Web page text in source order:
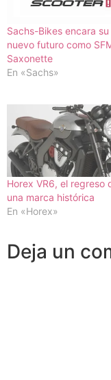
Sachs-Bikes encara su
nuevo futuro como
Saxonette
En «Sachs»
Horex VR6, el regreso
una marca histórica
En «Horex»
Deja un